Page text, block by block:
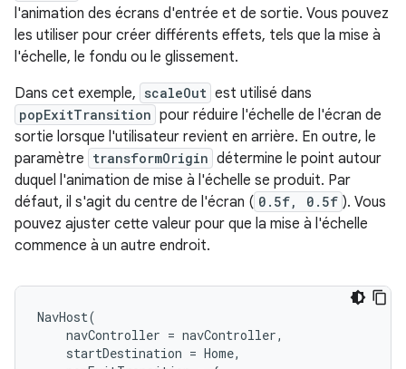
l'animation des écrans d'entrée et de sortie. Vous pouvez
les utiliser pour créer différents effets, tels que la mise à
l'échelle, le fondu ou le glissement.
Dans cet exemple, scaleOut est utilisé dans
popExitTransition pour réduire l'échelle de l'écran de
sortie lorsque l'utilisateur revient en arrière. En outre, le
paramètre transformOrigin détermine le point autour
duquel l'animation de mise à l'échelle se produit. Par
défaut, il s'agit du centre de l'écran ( 0.5f, 0.5f ). Vous
pouvez ajuster cette valeur pour que la mise à l'échelle
commence à un autre endroit.
NavHost(
navController = navController,
startDestination = Home,